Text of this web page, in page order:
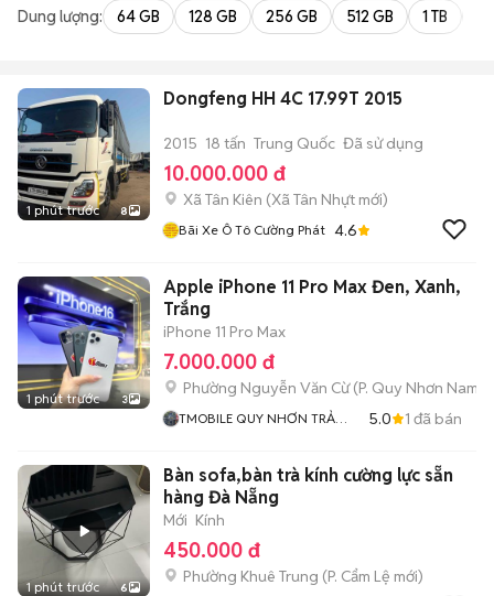
Dung lượng: 64 GB 128 GB 256 GB 512 GB 1 TB
1 phút trước 8
Dongfeng HH 4C 17.99T 2015
2015 18 tấn Trung Quốc Đã sử dụng
10.000.000 đ
Xã Tân Kiên (Xã Tân Nhựt mới)
Bãi Xe Ô Tô Cường Phát 4.6
1 phút trước 3
Apple iPhone 11 Pro Max Đen, Xanh,
Trắng
iPhone 11 Pro Max
7.000.000 đ
Phường Nguyễn Văn Cừ(P. Quy Nhơn Nam
TMOBILE QUY NHƠN TRẢ
5.0 1 đã bán
1 phút trước 6
Bàn sofa,bàn trà kính cường lực sẵn
hàng Đà Nẵng
Mới Kính
450.000 đ
Phường Khuê Trung (P. Cẩm Lệ mới)